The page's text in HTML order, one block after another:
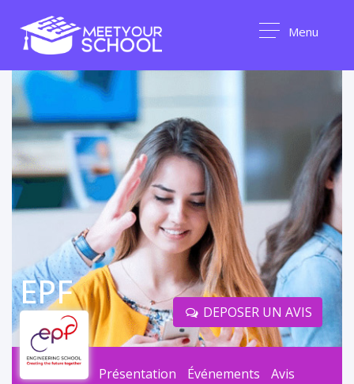
Menu
DEPOSER UN AVIS
EPF
Présentation Événements Avis